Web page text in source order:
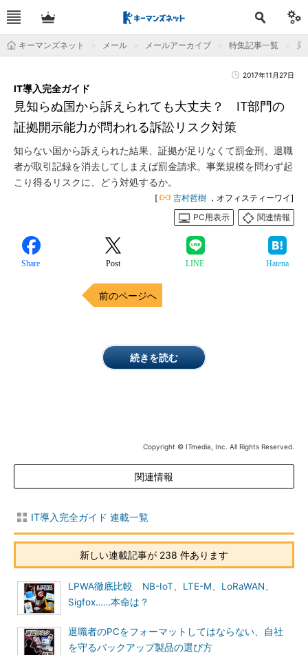
キーマンズネット メール メールアーカイブ 特集記事一覧 見
2017年11月27日
見知らぬ国から訴えられても大丈夫？ IT部門の
証拠開示能力が問われる訴訟リスク対策
IT導入完全ガイド
知らない国から訴えられた結果、証拠が足りなくて罰金刑、退職
者が取引記録を消去してしまえば罰金請求。事業規模を問わず起
こり得るリスクに、どう対処するか。
[ 吉村哲樹 ，オフィスティーワイ]
PC用表示
関連情報
Share Post LINE Hatena
前のページへ
続きを読む
Copyright © ITmedia, Inc. All Rights Reserved.
関連情報
IT導入完全ガイド 連載一覧
新しい連載記事が 238 件あります
LPWA徹底比較 NB-IoT、LTE-M、LoRaWAN、
Sigfox……本命は？
退職者のPCをフォーマットしてはならない、自社
を守るバックアップ製品の選び方